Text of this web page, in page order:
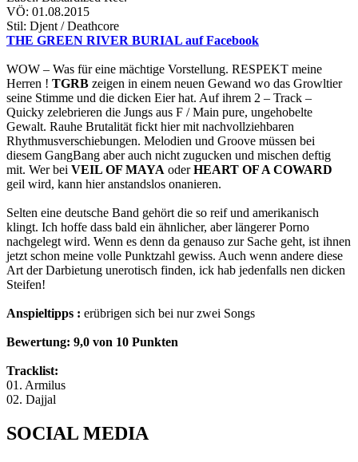
VÖ: 01.08.2015
Stil: Djent / Deathcore
THE GREEN RIVER BURIAL auf Facebook
WOW – Was für eine mächtige Vorstellung. RESPEKT meine
Herren ! TGRB zeigen in einem neuen Gewand wo das Growltier
seine Stimme und die dicken Eier hat. Auf ihrem 2 – Track –
Quicky zelebrieren die Jungs aus F / Main pure, ungehobelte
Gewalt. Rauhe Brutalität fickt hier mit nachvollziehbaren
Rhythmusverschiebungen. Melodien und Groove müssen bei
diesem GangBang aber auch nicht zugucken und mischen deftig
mit. Wer bei VEIL OF MAYA oderHEART OF A COWARD
geil wird, kann hier anstandslos onanieren.
Selten eine deutsche Band gehört die so reif und amerikanisch
klingt. Ich hoffe dass bald ein ähnlicher, aber längerer Porno
nachgelegt wird. Wenn es denn da genauso zur Sache geht, ist ihnen
jetzt schon meine volle Punktzahl gewiss. Auch wenn andere diese
Art der Darbietung unerotisch finden, ick hab jedenfalls nen dicken
Steifen!
Anspieltipps : erübrigen sich bei nur zwei Songs
Bewertung: 9,0 von 10 Punkten
Tracklist:
01. Armilus
02. Dajjal
SOCIAL MEDIA